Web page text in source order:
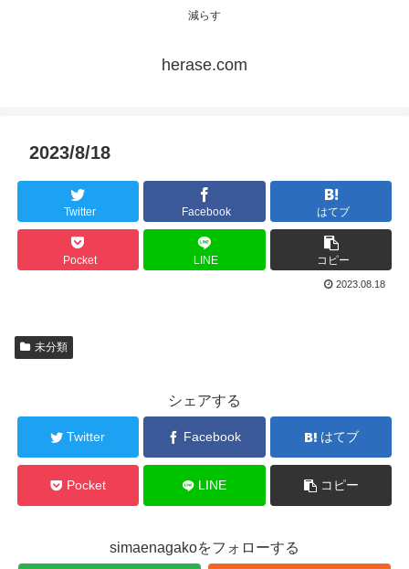
減らす
herase.com
2023/8/18
Twitter Facebook はてブ
Pocket LINE コピー
2023.08.18
未分類
シェアする
Twitter Facebook はてブ
Pocket LINE コピー
simaenagakoをフォローする